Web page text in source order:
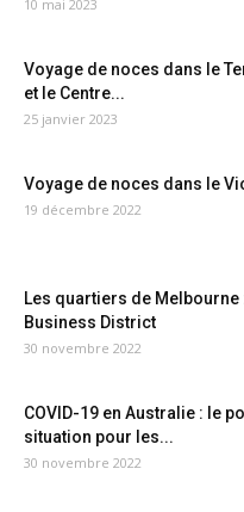
10 mai 2023
Voyage de noces dans le
et le Centre...
25 janvier 2023
Voyage de noces dans le
19 décembre 2022
Les quartiers de Melbourne
Business District
30 novembre 2022
COVID-19 en Australie : le
situation pour les...
30 novembre 2022